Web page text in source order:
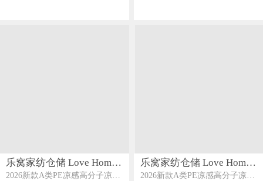
乐窝家纺仓储 Love Home LWJFCCLOVEHOME862
2026新款A类PE凉感高分子凉席凉豆豆凉席床笠款席子空调软席反面三明治透气网眼量大价优天空蓝-床席款
乐窝家纺仓储 Love Home LWJFCCLOVEHOME862
2026新款A类PE凉感高分子凉席凉豆豆凉席床笠款席子空调软席反面三明治透气网眼量大价优清新绿-床席款